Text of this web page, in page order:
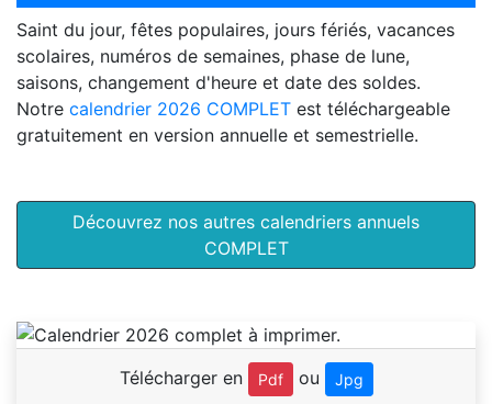
Saint du jour, fêtes populaires, jours fériés, vacances
scolaires, numéros de semaines, phase de lune,
saisons, changement d'heure et date des soldes.
Notre calendrier 2026 COMPLET est téléchargeable
gratuitement en version annuelle et semestrielle.
Découvrez nos autres calendriers annuels
COMPLET
Télécharger en Pdf ou Jpg